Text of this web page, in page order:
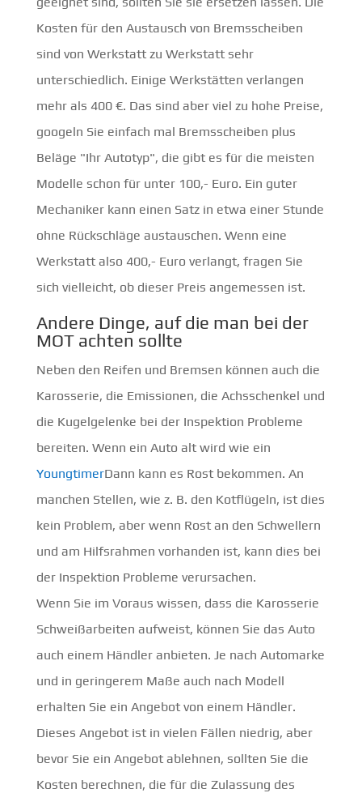
Kosten für den Austausch von Bremsscheiben
sind von Werkstatt zu Werkstatt sehr
unterschiedlich. Einige Werkstätten verlangen
mehr als 400 €. Das sind aber viel zu hohe Preise,
googeln Sie einfach mal Bremsscheiben plus
Beläge "Ihr Autotyp", die gibt es für die meisten
Modelle schon für unter 100,- Euro. Ein guter
Mechaniker kann einen Satz in etwa einer Stunde
ohne Rückschläge austauschen. Wenn eine
Werkstatt also 400,- Euro verlangt, fragen Sie
sich vielleicht, ob dieser Preis angemessen ist.
Andere Dinge, auf die man bei der
MOT achten sollte
Neben den Reifen und Bremsen können auch die
Karosserie, die Emissionen, die Achsschenkel und
die Kugelgelenke bei der Inspektion Probleme
bereiten. Wenn ein Auto alt wird wie ein
YoungtimerDann kann es Rost bekommen. An
manchen Stellen, wie z. B. den Kotflügeln, ist dies
kein Problem, aber wenn Rost an den Schwellern
und am Hilfsrahmen vorhanden ist, kann dies bei
der Inspektion Probleme verursachen.
Wenn Sie im Voraus wissen, dass die Karosserie
Schweißarbeiten aufweist, können Sie das Auto
auch einem Händler anbieten. Je nach Automarke
und in geringerem Maße auch nach Modell
erhalten Sie ein Angebot von einem Händler.
Dieses Angebot ist in vielen Fällen niedrig, aber
bevor Sie ein Angebot ablehnen, sollten Sie die
Kosten berechnen, die für die Zulassung des